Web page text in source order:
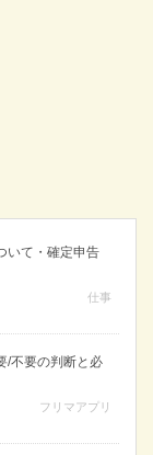
いて・確定申告
仕事
/不要の判断と必
フリマアプリ